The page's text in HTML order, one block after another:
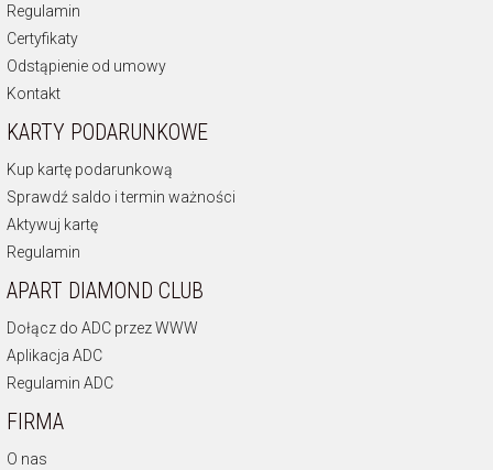
Regulamin
Certyfikaty
Odstąpienie od umowy
Kontakt
KARTY PODARUNKOWE
Kup kartę podarunkową
Sprawdź saldo i termin ważności
Aktywuj kartę
Regulamin
APART DIAMOND CLUB
Dołącz do ADC przez WWW
Aplikacja ADC
Regulamin ADC
FIRMA
O nas